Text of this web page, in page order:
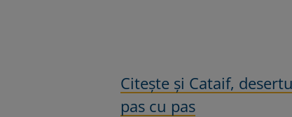
Citește și Cataif,
pas cu pas